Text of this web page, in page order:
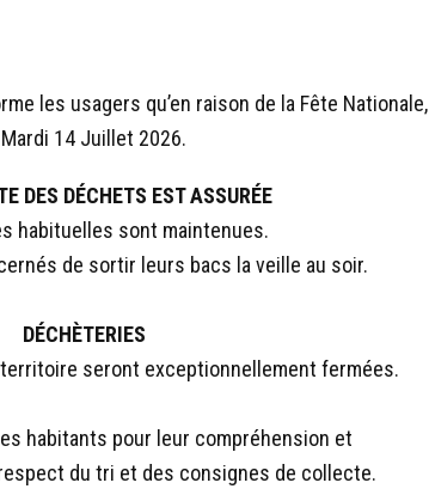
les usagers qu’en raison de la Fête Nationale,
Mardi 14 Juillet 2026.
DES DÉCHETS EST ASSURÉE
habituelles sont maintenues.
de sortir leurs bacs la veille au soir.
DÉCHÈTERIES
seront exceptionnellement fermées.
habitants pour leur compréhension et
du tri et des consignes de collecte.